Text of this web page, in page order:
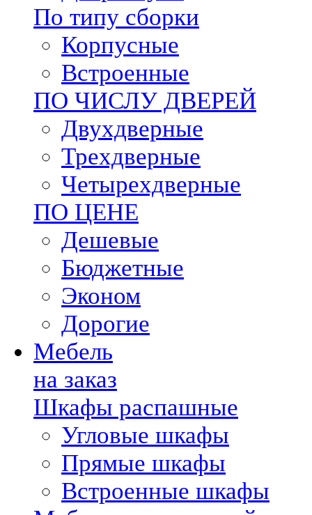
По типу сборки
Корпусные
Встроенные
ПО ЧИСЛУ ДВЕРЕЙ
Двухдверные
Трехдверные
Четырехдверные
ПО ЦЕНЕ
Дешевые
Бюджетные
Эконом
Дорогие
Мебель
на заказ
Шкафы распашные
Угловые шкафы
Прямые шкафы
Встроенные шкафы